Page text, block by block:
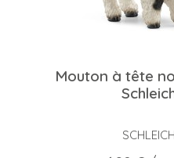
Mouton à tête
SCHLEICH